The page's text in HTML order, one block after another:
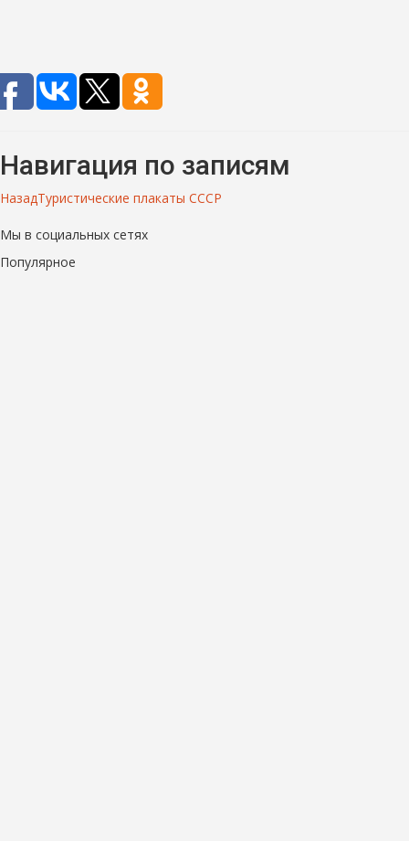
Навигация по записям
НазадТуристические плакаты СССР
Мы в социальных сетях
Популярное